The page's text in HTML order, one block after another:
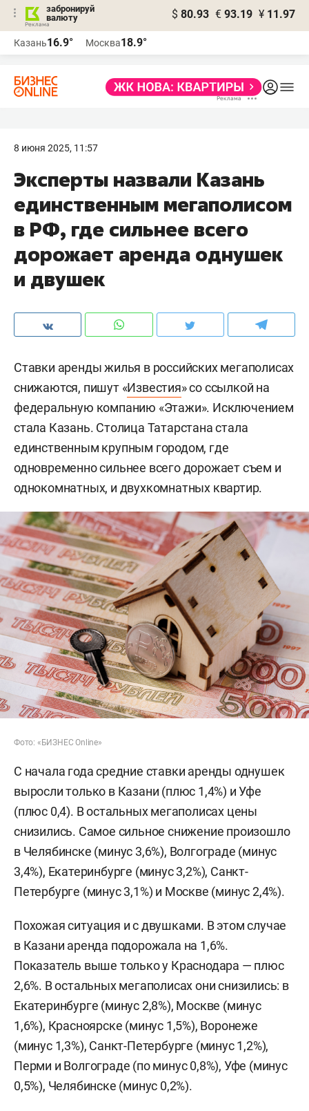
забронируй
валюту
$ 80.93 € 93.19 ¥ 11.97
Казань16.9° Москва18.9°
8 июня 2025, 11:57
Эксперты назвали Казань
единственным мегаполисом
в РФ, где сильнее всего
дорожает аренда однушек
и двушек
Ставки аренды жилья в российских мегаполисах
снижаются, пишут «Известия» со ссылкой на
федеральную компанию «Этажи». Исключением
стала Казань. Столица Татарстана стала
единственным крупным городом, где
одновременно сильнее всего дорожает съем и
однокомнатных, и двухкомнатных квартир.
Фото: «БИЗНЕС Online»
С начала года средние ставки аренды однушек
выросли только в Казани (плюс 1,4%) и Уфе
(плюс 0,4). В остальных мегаполисах цены
снизились. Самое сильное снижение произошло
в Челябинске (минус 3,6%), Волгограде (минус
3,4%), Екатеринбурге (минус 3,2%), Санкт-
Петербурге (минус 3,1%) и Москве (минус 2,4%).
Похожая ситуация и с двушками. В этом случае
в Казани аренда подорожала на 1,6%.
Показатель выше только у Краснодара — плюс
2,6%. В остальных мегаполисах они снизились: в
Екатеринбурге (минус 2,8%), Москве (минус
1,6%), Красноярске (минус 1,5%), Воронеже
(минус 1,3%), Санкт-Петербурге (минус 1,2%),
Перми и Волгограде (по минус 0,8%), Уфе (минус
0,5%), Челябинске (минус 0,2%).